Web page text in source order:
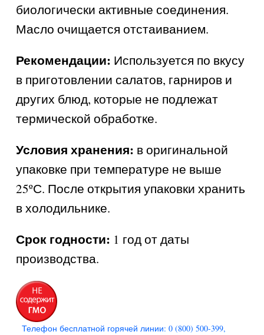
биологически активные соединения.
Масло очищается отстаиванием.
Рекомендации: Используется по вкусу
в приготовлении салатов, гарниров и
других блюд, которые не подлежат
термической обработке.
Условия хранения: в оригинальной
упаковке при температуре не выше
25ºС. После открытия упаковки хранить
в холодильнике.
Срок годности: 1 год от даты
производства.
Телефон бесплатной горячей линии: 0 (800) 500-399,